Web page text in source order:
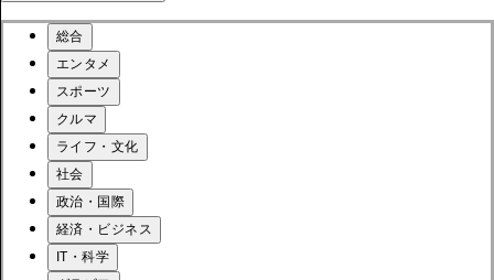
総合
エンタメ
スポーツ
クルマ
ライフ・文化
社会
政治・国際
経済・ビジネス
IT・科学